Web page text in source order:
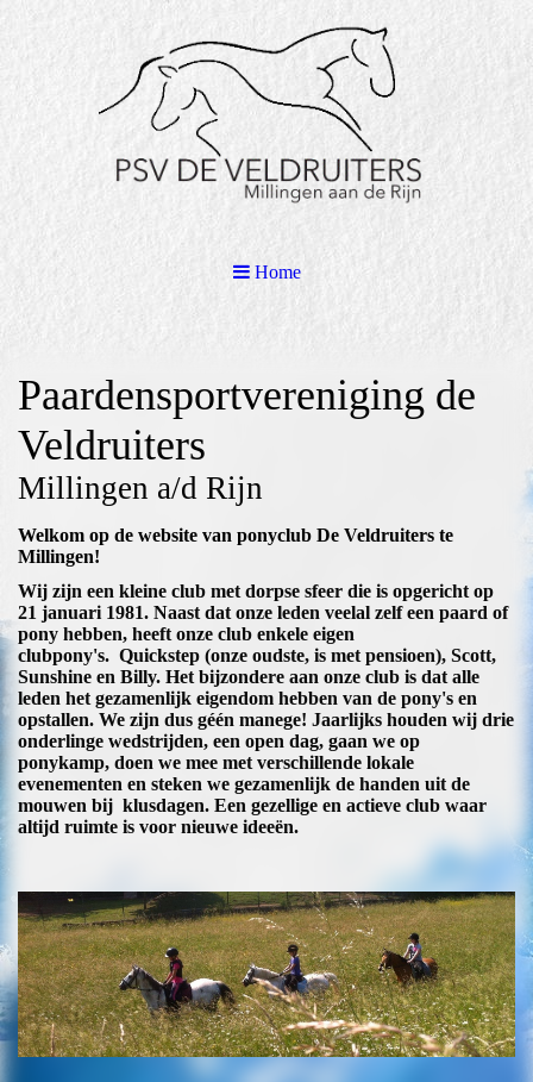
Home
Paardensportvereniging de
Veldruiters
Millingen a/d Rijn
Welkom op de website van ponyclub De Veldruiters te
Millingen!
Wij zijn een kleine club met dorpse sfeer die is opgericht op
21 januari 1981. Naast dat onze leden veelal zelf een paard of
pony hebben, heeft onze club enkele eigen
clubpony's. Quickstep (onze oudste, is met pensioen), Scott,
Sunshine en Billy. Het bijzondere aan onze club is dat alle
leden het gezamenlijk eigendom hebben van de pony's en
opstallen. We zijn dus géén manege! Jaarlijks houden wij drie
onderlinge wedstrijden, een open dag, gaan we op
ponykamp, doen we mee met verschillende lokale
evenementen en steken we gezamenlijk de handen uit de
mouwen bij klusdagen. Een gezellige en actieve club waar
altijd ruimte is voor nieuwe ideeën.